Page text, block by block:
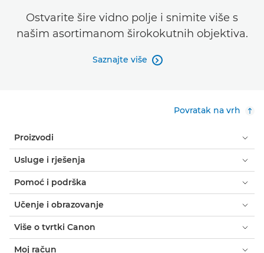
Ostvarite šire vidno polje i snimite više s
našim asortimanom širokokutnih objektiva.
Saznajte više 
Povratak na vrh
Proizvodi
Usluge i rješenja
Pomoć i podrška
Učenje i obrazovanje
Više o tvrtki Canon
Moj račun